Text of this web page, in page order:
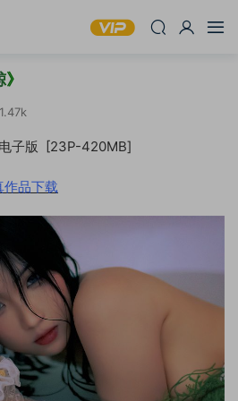
1.47k
子版 [23P-420MB]
品下载